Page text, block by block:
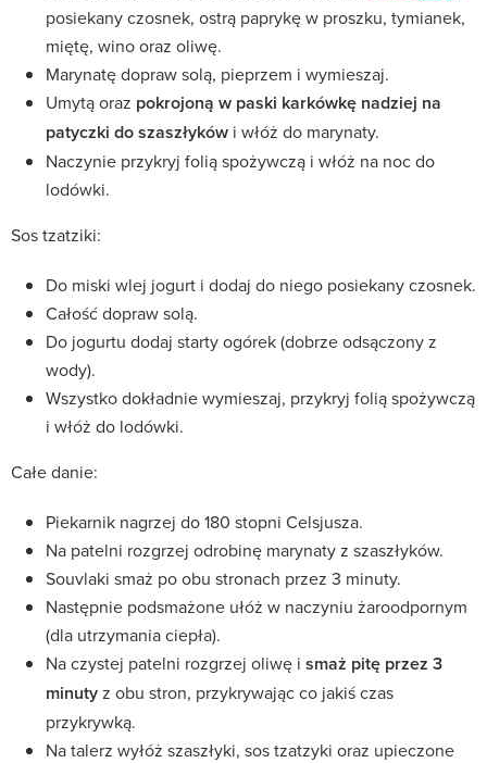
posiekany czosnek, ostrą paprykę w proszku, tymianek,
miętę, wino oraz oliwę.
Marynatę dopraw solą, pieprzem i wymieszaj.
Umytą oraz pokrojoną w paski karkówkę nadziej na
patyczki do szaszłyków i włóż do marynaty.
Naczynie przykryj folią spożywczą i włóż na noc do
lodówki.
Sos tzatziki:
Do miski wlej jogurt i dodaj do niego posiekany czosnek.
Całość dopraw solą.
Do jogurtu dodaj starty ogórek (dobrze odsączony z
wody).
Wszystko dokładnie wymieszaj, przykryj folią spożywczą
i włóż do lodówki.
Całe danie:
Piekarnik nagrzej do 180 stopni Celsjusza.
Na patelni rozgrzej odrobinę marynaty z szaszłyków.
Souvlaki smaż po obu stronach przez 3 minuty.
Następnie podsmażone ułóż w naczyniu żaroodpornym
(dla utrzymania ciepła).
Na czystej patelni rozgrzej oliwę i smaż pitę przez 3
minutyz obu stron, przykrywając co jakiś czas
przykrywką.
Na talerz wyłóż szaszłyki, sos tzatzyki oraz upieczone